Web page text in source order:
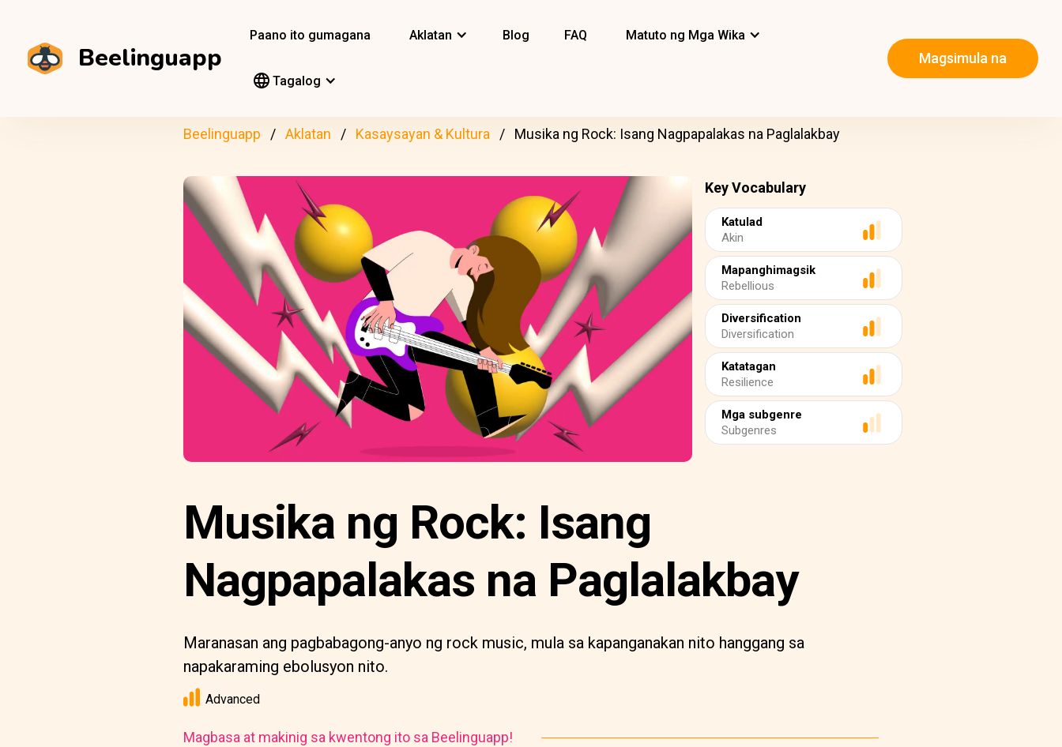
Beelinguapp
Paano ito gumagana Aklatan Blog FAQ Matuto ng Mga Wika
Tagalog
Magsimula na
Beelinguapp Aklatan Kasaysayan & Kultura Musika ng Rock: Isang Nagpapalakas na Paglalakbay
Key Vocabulary
Katulad
Akin
Mapanghimagsik
Rebellious
Diversification
Diversification
Katatagan
Resilience
Mga subgenre
Subgenres
Musika ng Rock: Isang
Nagpapalakas na Paglalakbay
Maranasan ang pagbabagong-anyo ng rock music, mula sa kapanganakan nito hanggang sa
napakaraming ebolusyon nito.
Advanced
Magbasa at makinig sa kwentong ito sa Beelinguapp!